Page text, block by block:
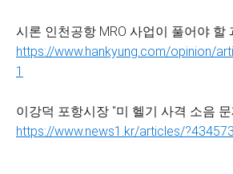
시론 인천공항 MRO 사업이 풀어야 할
https://www.hankyung.com/opinion/
1
이강덕 포항시장 "미 헬기 사격 소음
https://www.news1.kr/articles/